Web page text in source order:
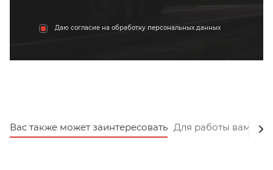
Даю согласие на обработку персональных данных
Вас также может заинтересовать Для работы вам